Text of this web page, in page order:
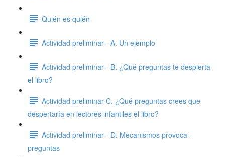
Quién es quién
Actividad preliminar - A. Un ejemplo
Actividad preliminar - B. ¿Qué preguntas te despierta
el libro?
Actividad preliminar C. ¿Qué preguntas crees que
despertaría en lectores infantiles el libro?
Actividad preliminar - D. Mecanismos provoca-
preguntas